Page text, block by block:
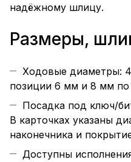
надёжному шлицу.
Размеры,
Ходовые диаметры:
позиции 6 мм и 8 мм по
Посадка под ключ/
В карточках указаны
наконечника и
Доступны